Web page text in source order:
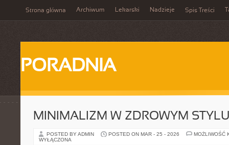
Strona główna Archiwum Lekarski Nadzieje Spis Treści
PORADNIA
MINIMALIZM W ZDROWYM
POSTED BY ADMIN POSTED ON MAR - 25 - 2026
MOŻLIWOŚĆ
WYŁĄCZONA